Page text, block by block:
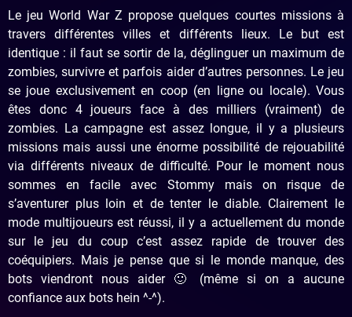
Le jeu World War Z propose quelques courtes missions à
travers différentes villes et différents lieux. Le but est
identique : il faut se sortir de la, déglinguer un maximum de
zombies, survivre et parfois aider d’autres personnes. Le jeu
se joue exclusivement en coop (en ligne ou locale). Vous
êtes donc 4 joueurs face à des milliers (vraiment) de
zombies. La campagne est assez longue, il y a plusieurs
missions mais aussi une énorme possibilité de rejouabilité
via différents niveaux de difficulté. Pour le moment nous
sommes en facile avec Stommy mais on risque de
s’aventurer plus loin et de tenter le diable. Clairement le
mode multijoueurs est réussi, il y a actuellement du monde
sur le jeu du coup c’est assez rapide de trouver des
coéquipiers. Mais je pense que si le monde manque, des
bots viendront nous aider 🙂 (même si on a aucune
confiance aux bots hein ^-^).